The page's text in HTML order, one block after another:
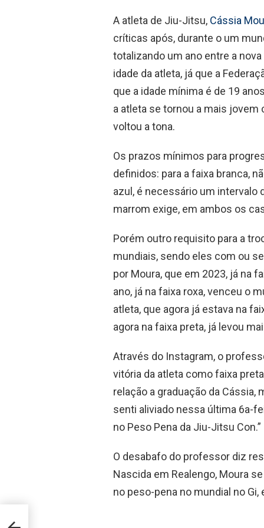
A atleta de Jiu-Jitsu, Cássia
críticas após, durante o um
totalizando um ano entre a
idade da atleta, já que a
que a idade mínima é de 19
a atleta se tornou a mais jovem
voltou a tona.
Os prazos mínimos para
definidos: para a faixa branca,
azul, é necessário um intervalo
marrom exige, em ambos os
Porém outro requisito para a
mundiais, sendo eles com ou
por Moura, que em 2023, já na
ano, já na faixa roxa, venceu o
atleta, que agora já estava na
agora na faixa preta, já levou
Através do Instagram, o
vitória da atleta como faixa
relação a graduação da
senti aliviado nessa última 6a-
no Peso Pena da Jiu-Jitsu Con.”
O desabafo do professor diz
Nascida em Realengo, Moura
no peso-pena no mundial no Gi,